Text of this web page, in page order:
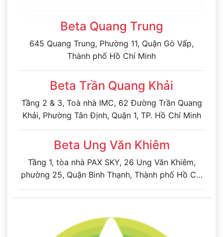
Beta Quang Trung
645 Quang Trung, Phường 11, Quận Gò Vấp,
Thành phố Hồ Chí Minh
Beta Trần Quang Khải
Tầng 2 & 3, Toà nhà IMC, 62 Đường Trần Quang
Khải, Phường Tân Định, Quận 1, TP. Hồ Chí Minh
Beta Ung Văn Khiêm
Tầng 1, tòa nhà PAX SKY, 26 Ung Văn Khiêm,
phường 25, Quận Bình Thạnh, Thành phố Hồ Chí
Minh, Việt Nam